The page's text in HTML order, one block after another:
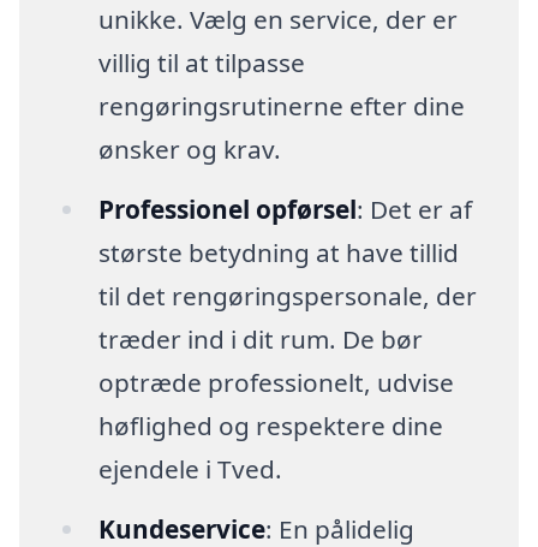
unikke. Vælg en service, der er
villig til at tilpasse
rengøringsrutinerne efter dine
ønsker og krav.
Professionel opførsel: Det er af
største betydning at have tillid
til det rengøringspersonale, der
træder ind i dit rum. De bør
optræde professionelt, udvise
høflighed og respektere dine
ejendele i Tved.
Kundeservice: En pålidelig